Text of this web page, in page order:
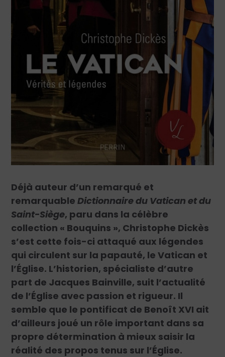
Déjà auteur d’un remarqué et
remarquableDictionnaire du Vatican et du
Saint-Siège, paru dans la célèbre
collection « Bouquins », Christophe Dickès
s’est cette fois-ci attaqué aux légendes
qui circulent sur la papauté, le Vatican et
l’Église. L’historien, spécialiste d’autre
part de Jacques Bainville, suit l’actualité
de l’Église avec passion et rigueur. Il
semble que le pontificat de Benoît XVI ait
d’ailleurs joué un rôle important dans sa
propre détermination à mieux saisir la
réalité des propos tenus sur l’Église.